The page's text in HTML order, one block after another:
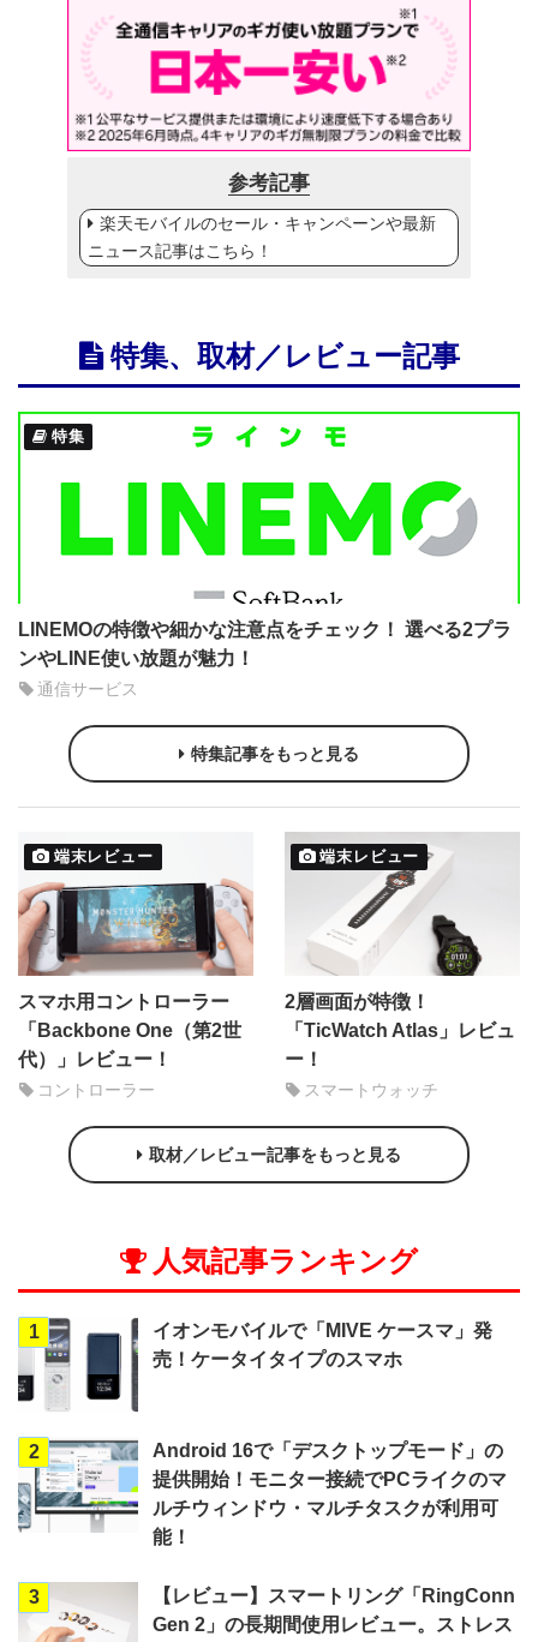
参考記事
楽天モバイルのセール・キャンペーンや最新
ニュース記事はこちら！
特集、取材／レビュー記事
特集
LINEMOの特徴や細かな注意点をチェック！ 選べる2プラ
ンやLINE使い放題が魅力！
通信サービス
特集記事をもっと見る
端末レビュー
スマホ用コントローラー
「Backbone One（第2世
代）」レビュー！
コントローラー
端末レビュー
2層画面が特徴！
「TicWatch Atlas」レビュ
ー！
スマートウォッチ
取材／レビュー記事をもっと見る
人気記事ランキング
1
イオンモバイルで「MIVE ケースマ」発
売！ケータイタイプのスマホ
2
Android 16で「デスクトップモード」の
提供開始！モニター接続でPCライクのマ
ルチウィンドウ・マルチタスクが利用可
能！
3
【レビュー】スマートリング「RingConn
Gen 2」の長期間使用レビュー。ストレス